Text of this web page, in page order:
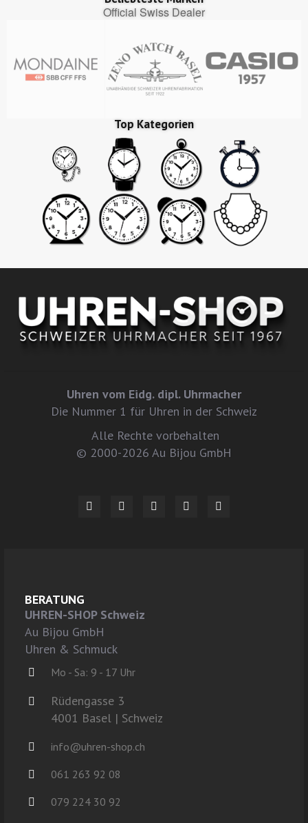
Official Swiss Dealer
Top Kategorien
Uhren vom Eidg. dipl. Uhrmacher
Die Nummer 1 für Uhren in der Schweiz
Alle Rechte vorbehalten
© 2000-2026 Au Bijou GmbH
BERATUNG
UHREN-SHOP Schweiz
Au Bijou GmbH
Uhren & Schmuck
Mo - Sa: 9 - 17 Uhr
Rüdengasse 3
4001 Basel | Schweiz
info@uhren-shop.ch
061 263 92 08
079 224 30 92